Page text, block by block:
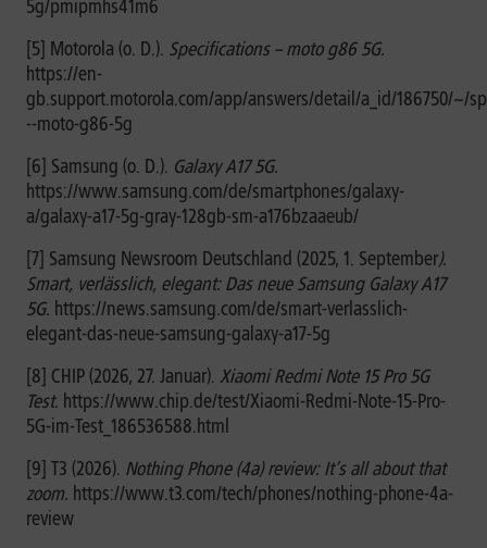
5g/pmipmhs41m6
[5] Motorola (o. D.). Specifications – moto g86 5G.
https://en-
gb.support.motorola.com/app/answers/detail/a_id/186750/~/
--moto-g86-5g
[6] Samsung (o. D.). Galaxy A17 5G.
https://www.samsung.com/de/smartphones/galaxy-
a/galaxy-a17-5g-gray-128gb-sm-a176bzaaeub/
[7] Samsung Newsroom Deutschland (2025, 1. September).
Smart, verlässlich, elegant: Das neue Samsung Galaxy A17
5G. https://news.samsung.com/de/smart-verlasslich-
elegant-das-neue-samsung-galaxy-a17-5g
[8] CHIP (2026, 27. Januar). Xiaomi Redmi Note 15 Pro 5G
Test. https://www.chip.de/test/Xiaomi-Redmi-Note-15-Pro-
5G-im-Test_186536588.html
[9] T3 (2026). Nothing Phone (4a) review: It’s all about that
zoom. https://www.t3.com/tech/phones/nothing-phone-4a-
review